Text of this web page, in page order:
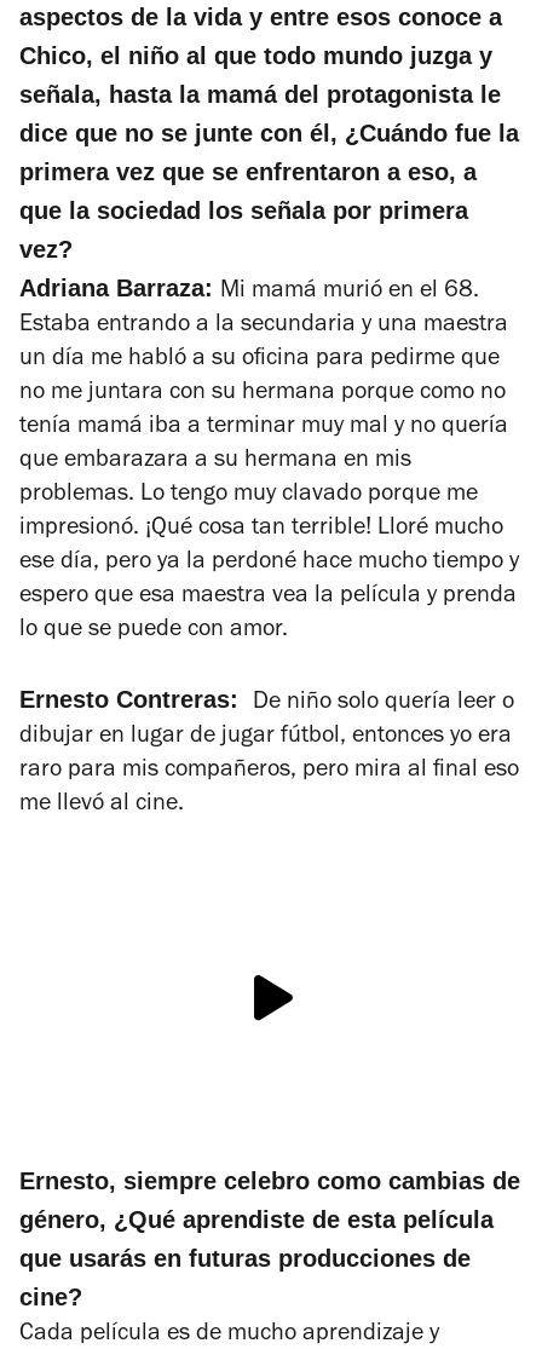
aspectos de la vida y entre esos conoce a
Chico, el niño al que todo mundo juzga y
señala, hasta la mamá del protagonista le
dice que no se junte con él, ¿Cuándo fue la
primera vez que se enfrentaron a eso, a
que la sociedad los señala por primera
vez?
Adriana Barraza: Mi mamá murió en el 68.
Estaba entrando a la secundaria y una maestra
un día me habló a su oficina para pedirme que
no me juntara con su hermana porque como no
tenía mamá iba a terminar muy mal y no quería
que embarazara a su hermana en mis
problemas. Lo tengo muy clavado porque me
impresionó. ¡Qué cosa tan terrible! Lloré mucho
ese día, pero ya la perdoné hace mucho tiempo y
espero que esa maestra vea la película y prenda
lo que se puede con amor.
Ernesto Contreras: De niño solo quería leer o
dibujar en lugar de jugar fútbol, entonces yo era
raro para mis compañeros, pero mira al final eso
me llevó al cine.
Ernesto, siempre celebro como cambias de
género, ¿Qué aprendiste de esta película
que usarás en futuras producciones de
cine?
Cada película es de mucho aprendizaje y